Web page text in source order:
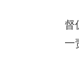
督
一